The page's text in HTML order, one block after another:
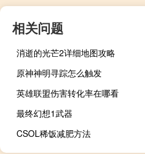
相关问题
消逝的光芒2详细地图攻略
原神神明寻踪怎么触发
英雄联盟伤害转化率在哪看
最终幻想1武器
CSOL稀饭减肥方法